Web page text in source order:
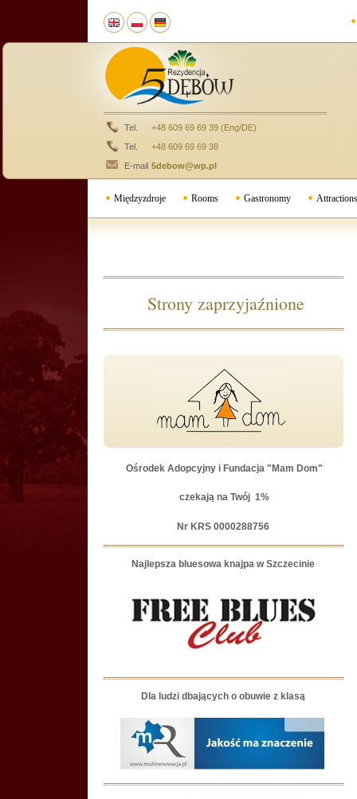
Tel.
+48 609 69 69 39 (Eng/DE)
Tel.
+48 609 69 69 38
E-mail 5debow@wp.pl
Międzyzdroje Rooms Gastronomy Attractions
Strony zaprzyjaźnione
Ośrodek Adopcyjny i Fundacja "Mam Dom"
czekają na Twój 1%
Nr KRS 0000288756
Najlepsza bluesowa knajpa w Szczecinie
Dla ludzi dbających o obuwie z klasą